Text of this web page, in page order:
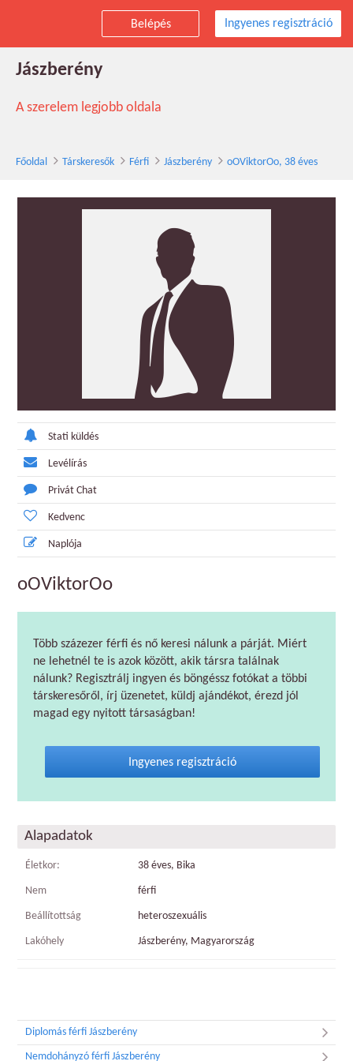
Belépés Ingyenes regisztráció
oOViktorOo társkereső férfi, 38 éves,
Jászberény
A szerelem legjobb oldala
Főoldal Társkeresők Férfi Jászberény oOViktorOo, 38 éves
Stati küldés
Levélírás
Privát Chat
Kedvenc
Naplója
oOViktorOo
Több százezer férfi és nő keresi nálunk a párját. Miért
ne lehetnél te is azok között, akik társra találnak
nálunk? Regisztrálj ingyen és böngéssz fotókat a többi
társkeresőről, írj üzenetet, küldj ajándékot, érezd jól
magad egy nyitott társaságban!
Ingyenes regisztráció
Alapadatok
Életkor: 38 éves, Bika
Nem férfi
Beállítottság heteroszexuális
Lakóhely Jászberény, Magyarország
Diplomás férfi Jászberény
Nemdohányzó férfi Jászberény